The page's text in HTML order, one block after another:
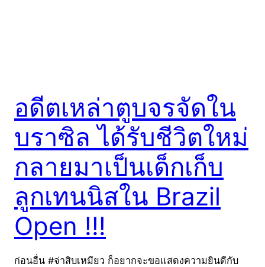
อดีตเหล่าตูบจรจัดใน
บราซิล ได้รับชีวิตใหม่
กลายมาเป็นเด็กเก็บ
ลูกเทนนิสใน Brazil
Open !!!
ก่อนอื่น #จ่าสิบเหมียว ก็อยากจะขอแสดงความยินดีกับ